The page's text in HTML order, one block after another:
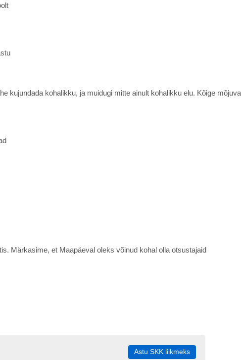
kujundada kohalikku, ja muidugi mitte ainult kohalikku elu. Kõige
Märkasime, et Maapäeval oleks võinud kohal olla otsustajaid
Astu SKK liikmeks